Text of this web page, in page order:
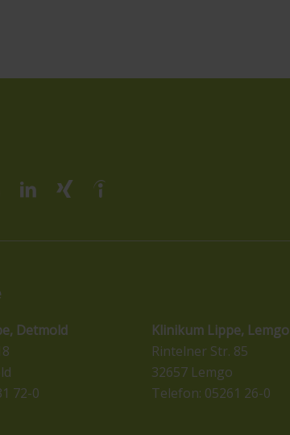
Detmold
72-0
Klinikum Lippe, Lemgo
Rintelner Str. 85
32657 Lemgo
Telefon: 05261 26-0